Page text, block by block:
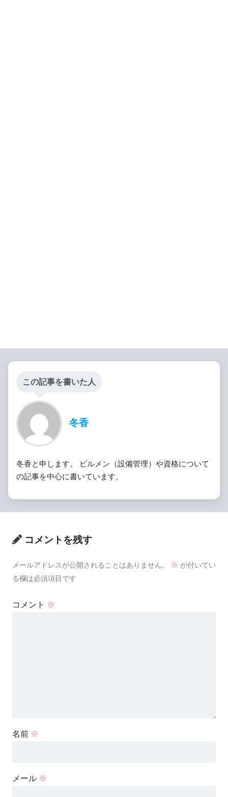
この記事を書いた人
冬香
冬香と申します。 ビルメン（設備管理）や資格について
の記事を中心に書いています。
コメントを残す
メールアドレスが公開されることはありません。 ※ が付いてい
る欄は必須項目です
コメント ※
名前 ※
メール ※